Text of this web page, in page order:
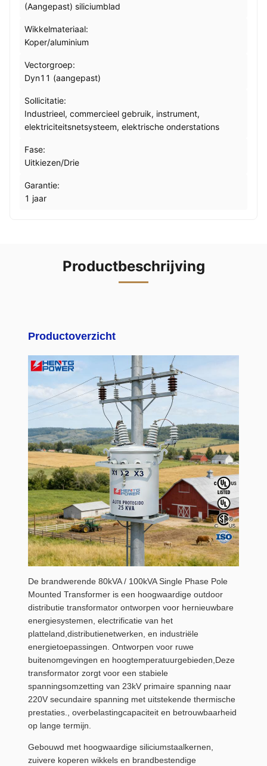
(Aangepast) siliciumblad
Wikkelmateriaal:
Koper/aluminium
Vectorgroep:
Dyn11 (aangepast)
Sollicitatie:
Industrieel, commercieel gebruik, instrument,
elektriciteitsnetsysteem, elektrische onderstations
Fase:
Uitkiezen/Drie
Garantie:
1 jaar
Productbeschrijving
Productoverzicht
De brandwerende 80kVA / 100kVA Single Phase Pole
Mounted Transformer is een hoogwaardige outdoor
distributie transformator ontworpen voor hernieuwbare
energiesystemen, electrificatie van het
platteland,distributienetwerken, en industriële
energietoepassingen. Ontworpen voor ruwe
buitenomgevingen en hoogtemperatuurgebieden,Deze
transformator zorgt voor een stabiele
spanningsomzetting van 23kV primaire spanning naar
220V secundaire spanning met uitstekende thermische
prestaties., overbelastingcapaciteit en betrouwbaarheid
op lange termijn.
Gebouwd met hoogwaardige siliciumstaalkernen,
zuivere koperen wikkels en brandbestendige